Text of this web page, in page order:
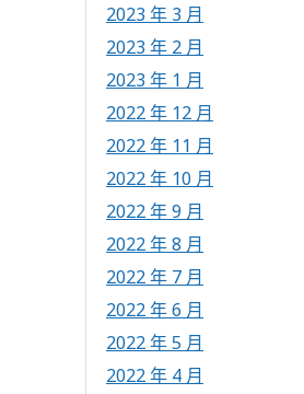
2023 年 3 月
2023 年 2 月
2023 年 1 月
2022 年 12 月
2022 年 11 月
2022 年 10 月
2022 年 9 月
2022 年 8 月
2022 年 7 月
2022 年 6 月
2022 年 5 月
2022 年 4 月